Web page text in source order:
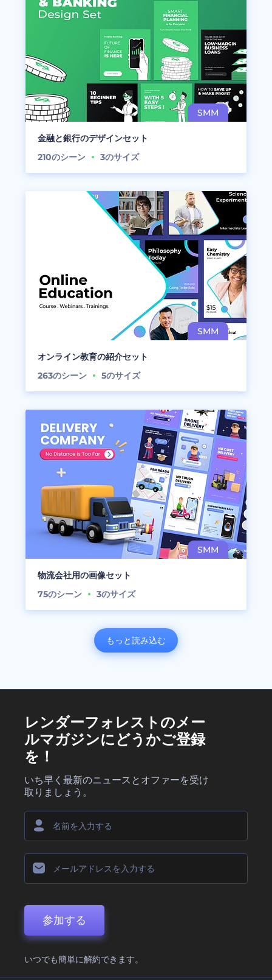
金融と銀行のデザインセット
210のシーン 3のサイズ
オンライン教育の紹介セット
263のシーン 5のサイズ
物流会社用の画像セット
75のシーン 3のサイズ
もっと読み込む
レンダーフォレストのメー
ルマガジンにどうかご登録
を！
いち早く最新のニュースとオファーを受け
取りましょう。
参加する
いつでも簡単に解約できます。